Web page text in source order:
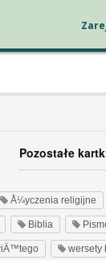
Pozostałe
Å¼yczenia religijne
Biblia
wersety